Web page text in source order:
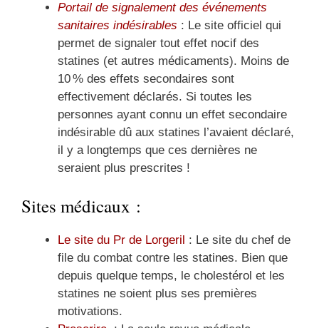
Portail de signalement des événements
sanitaires indésirables : Le site officiel qui
permet de signaler tout effet nocif des
statines (et autres médicaments). Moins de
10 % des effets secondaires sont
effectivement déclarés. Si toutes les
personnes ayant connu un effet secondaire
indésirable dû aux statines l’avaient déclaré,
il y a longtemps que ces dernières ne
seraient plus prescrites !
Sites médicaux :
Le site du Pr de Lorgeril : Le site du chef de
file du combat contre les statines. Bien que
depuis quelque temps, le cholestérol et les
statines ne soient plus ses premières
motivations.